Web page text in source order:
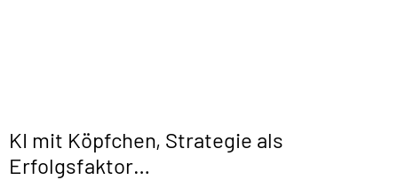
KI mit Köpfchen, Strategie als
Erfolgsfaktor…